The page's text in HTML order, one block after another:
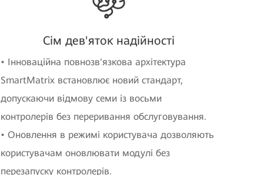
Сім дев'яток надійності
• Інноваційна повнозв'язкова архітектура
SmartMatrix встановлює новий стандарт,
допускаючи відмову семи із восьми
контролерів без переривання обслуговування.
• Оновлення в режимі користувача дозволяють
користувачам оновлювати модулі без
перезапуску контролерів.